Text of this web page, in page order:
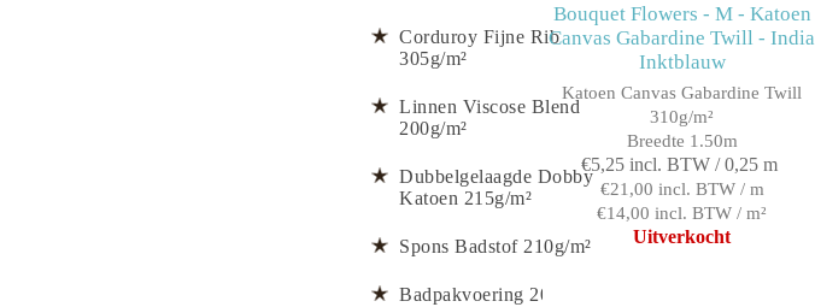
Bouquet Flowers - M - Katoen
Canvas Gabardine Twill - India
Inktblauw
Katoen Canvas Gabardine Twill
310g/m²
Breedte 1.50m
€5,25 incl. BTW / 0,25 m
€21,00 incl. BTW / m
€14,00 incl. BTW / m²
Uitverkocht
Corduroy Fijne Rib
305g/m²
Linnen Viscose Blend
200g/m²
Dubbelgelaagde Dobby
Katoen 215g/m²
Spons Badstof 210g/m²
Badpakvoering 200g/m²